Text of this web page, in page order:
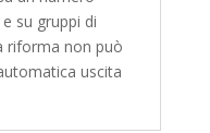
su gruppi di
riforma non può
uscita